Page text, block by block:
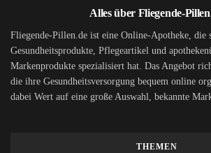
Alles über Fliegende-
Fliegende-Pillen.de ist eine Online-Apotheke, die
Gesundheitsprodukte, Pflegeartikel und
Markenprodukte spezialisiert hat. Das Angebot
die ihre Gesundheitsversorgung bequem online
dabei Wert auf eine große Auswahl, bekannte
THEMEN